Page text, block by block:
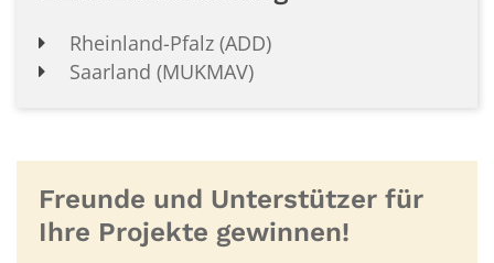
Rheinland-Pfalz (ADD)
Saarland (MUKMAV)
Freunde und Unterstützer für
Ihre Projekte gewinnen!